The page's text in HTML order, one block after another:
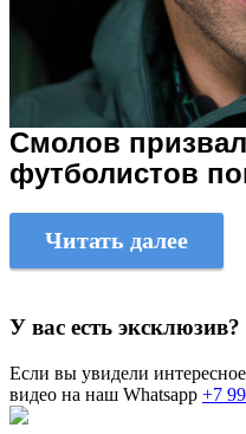
Смолов
футболистов
Читать далее
У вас есть эксклюзив?
Если вы увидели
видео на наш Whatsapp +7